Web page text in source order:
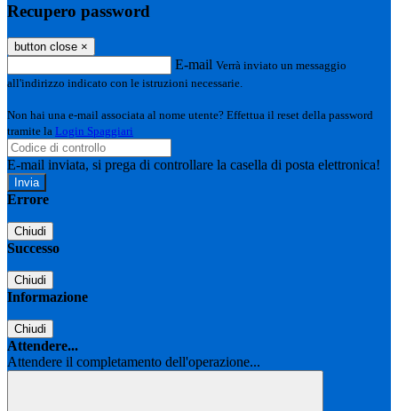
Recupero password
button close ×
E-mail Verrà inviato un messaggio
all'indirizzo indicato con le istruzioni necessarie.
Non hai una e-mail associata al nome utente? Effettua il reset della password
tramite la Login Spaggiari
E-mail inviata, si prega di controllare la casella di posta elettronica!
Errore
Chiudi
Successo
Chiudi
Informazione
Chiudi
Attendere...
Attendere il completamento dell'operazione...